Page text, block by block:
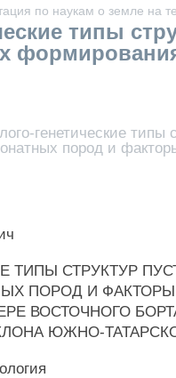
по наукам о земле на
типы
генетические типы
пород и
ТИПЫ СТРУКТУР
ПОРОД И
ВОСТОЧНОГО
ЮЖНО-